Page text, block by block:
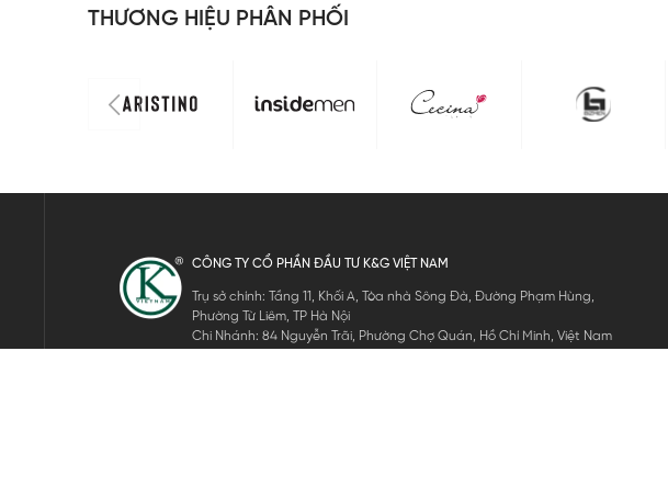
THƯƠNG HIỆU PHÂN PHỐI
CÔNG TY CỔ PHẦN ĐẦU TƯ K&G VIỆT NAM
Trụ sở chính: Tầng 11, Khối A, Tòa nhà Sông Đà, Đường Phạm Hùng,
Phường Từ Liêm, TP Hà Nội
Chi Nhánh: 84 Nguyễn Trãi, Phường Chợ Quán, Hồ Chí Minh, Việt Nam